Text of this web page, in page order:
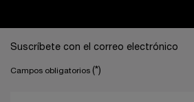
Suscríbete con el correo electrónico
Campos obligatorios (*)